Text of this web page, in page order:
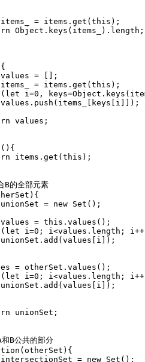
items_ = items. get ( this );
Object . keys (items_). length ;
values = [];
items_ = items. get ( this );
( let i=0 , keys=Object . keys
push (items_[keys[i]]);
values;
( ){
items. get ( this );
的全部元素
){
unionSet = new Set ();
values = this . values ();
( let i=0 ; i<values. length ;
add (values[i]);
= otherSet.
values ();
( let i=0 ; i<values. length ;
add (values[i]);
unionSet;
B公共的部分
( otherSet ){
intersectionSet = new Set ();